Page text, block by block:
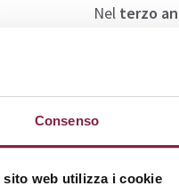
Consenso
sito web utilizza i cookie
Nelterzo
da
si